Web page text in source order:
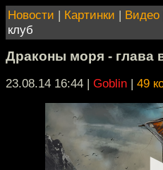
Новости | Картинки | Видео
клуб
Драконы моря - глава
23.08.14 16:44 | Goblin | 49